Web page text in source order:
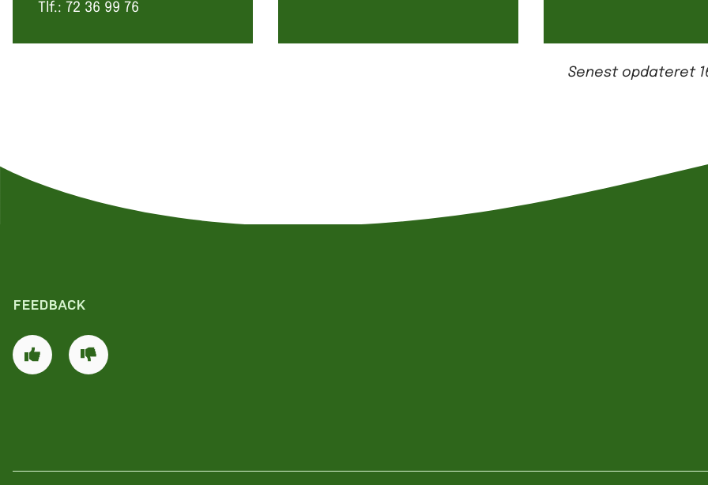
Tlf.: 72 36 99 76
Senest opdateret
FEEDBACK